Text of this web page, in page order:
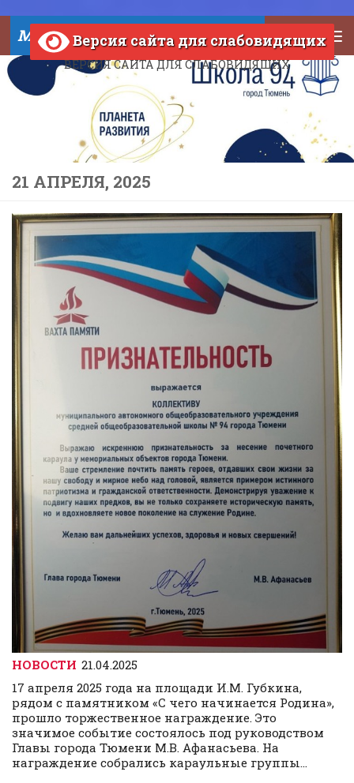
Skip to content
МАОУ СОШ №94 города Тюмени
ВЕРСИЯ САЙТА ДЛЯ СЛАБОВИДЯЩИХ
Версия сайта для слабовидящих
21 АПРЕЛЯ, 2025
НОВОСТИ 21.04.2025
17 апреля 2025 года на площади И.М. Губкина,
рядом с памятником «С чего начинается Родина»,
прошло торжественное награждение. Это
значимое событие состоялось под руководством
Главы города Тюмени М.В. Афанасьева. На
награждение собрались караульные группы...